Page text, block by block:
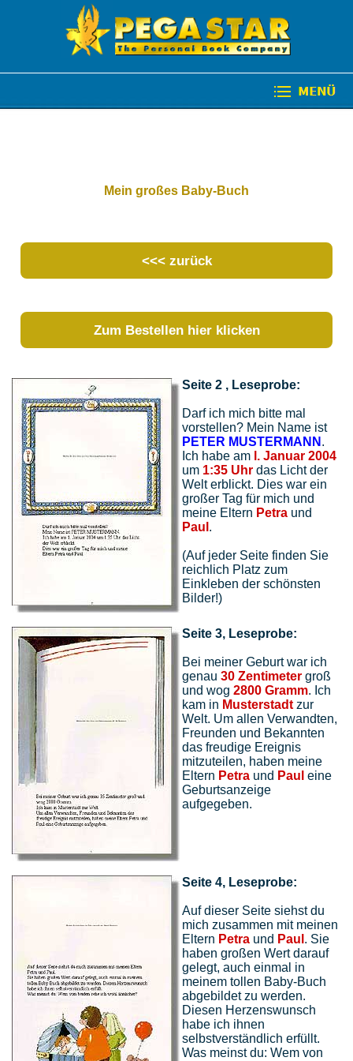
Mein großes Baby-Buch
Seite 2 , Leseprobe:
Darf ich mich bitte mal
vorstellen? Mein Name ist
PETER MUSTERMANN .
Ich habe am l. Januar 2004
um 1:35 Uhr das Licht der
Welt erblickt. Dies war ein
großer Tag für mich und
meine Eltern Petra und
Paul .
(Auf jeder Seite finden Sie
reichlich Platz zum
Einkleben der schönsten
Bilder!)
Seite 3, Leseprobe:
Bei meiner Geburt war ich
genau 30 Zentimeter groß
und wog 2800 Gramm. Ich
kam in Musterstadt zur
Welt. Um allen Verwandten,
Freunden und Bekannten
das freudige Ereignis
mitzuteilen, haben meine
Eltern Petra und Paul eine
Geburtsanzeige
aufgegeben.
Seite 4, Leseprobe:
Auf dieser Seite siehst du
mich zusammen mit meinen
Eltern Petra und Paul . Sie
haben großen Wert darauf
gelegt, auch einmal in
meinem tollen Baby-Buch
abgebildet zu werden.
Diesen Herzenswunsch
habe ich ihnen
selbstverständlich erfüllt.
Was meinst du: Wem von